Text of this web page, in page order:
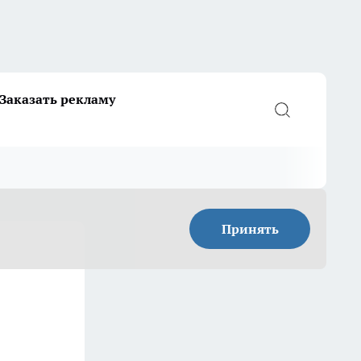
Заказать рекламу
Принять